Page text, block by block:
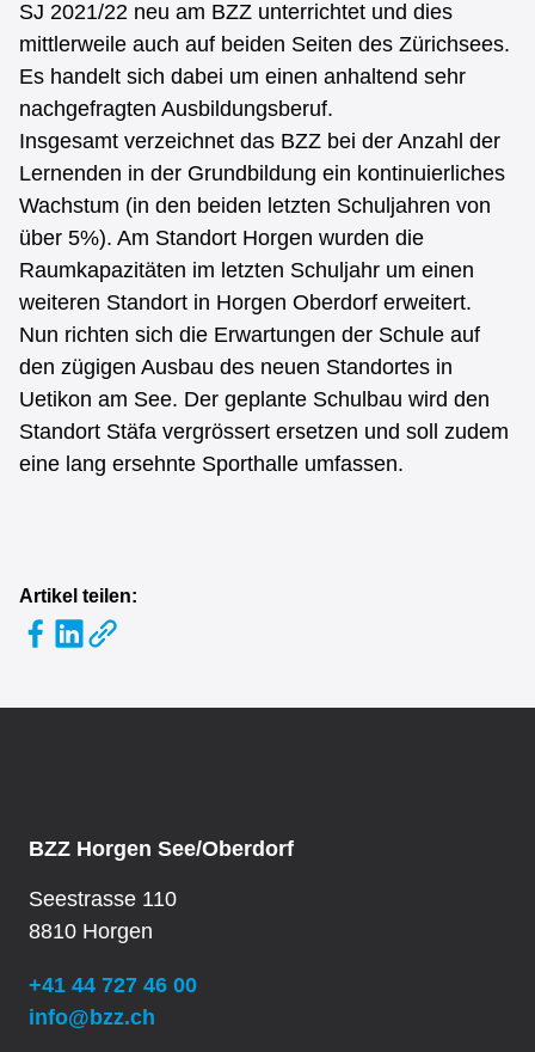
SJ 2021/22 neu am BZZ unterrichtet und dies
mittlerweile auch auf beiden Seiten des Zürichsees.
Es handelt sich dabei um einen anhaltend sehr
nachgefragten Ausbildungsberuf.
Insgesamt verzeichnet das BZZ bei der Anzahl der
Lernenden in der Grundbildung ein kontinuierliches
Wachstum (in den beiden letzten Schuljahren von
über 5%). Am Standort Horgen wurden die
Raumkapazitäten im letzten Schuljahr um einen
weiteren Standort in Horgen Oberdorf erweitert.
Nun richten sich die Erwartungen der Schule auf
den zügigen Ausbau des neuen Standortes in
Uetikon am See. Der geplante Schulbau wird den
Standort Stäfa vergrössert ersetzen und soll zudem
eine lang ersehnte Sporthalle umfassen.
Artikel teilen:
BZZ Horgen See/Oberdorf
Seestrasse 110
8810 Horgen
+41 44 727 46 00
info@bzz.ch